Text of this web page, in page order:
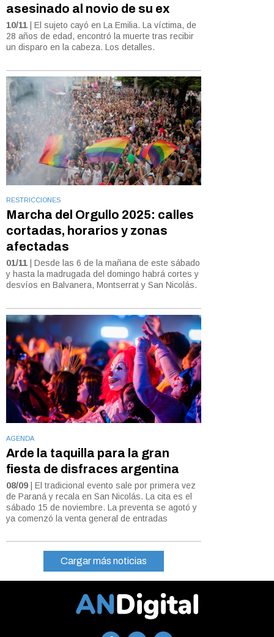
asesinado al novio de su ex
10/11 | El sujeto cayó en La Emilia. La víctima, de
28 años de edad, encontró la muerte tras recibir
un disparo en la cabeza. Los detalles.
RESTRICCIONES
Marcha del Orgullo 2025: calles
cortadas, horarios y zonas
afectadas
01/11 | Desde las 6 de la mañana de este sábado
y hasta la madrugada del domingo habrá cortes y
desvíos en Balvanera, Montserrat y San Nicolás.
AGENDA
Arde la taquilla para la gran
fiesta de disfraces argentina
08/09 | El tradicional evento sale por primera vez
de Paraná y recala en San Nicolás. La cita es el
sábado 15 de noviembre. La preventa se agotó y
ya comenzó la venta general de entradas
Cargar más noticias